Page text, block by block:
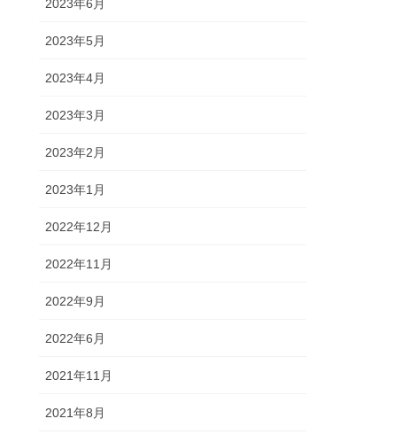
2023年6月
2023年5月
2023年4月
2023年3月
2023年2月
2023年1月
2022年12月
2022年11月
2022年9月
2022年6月
2021年11月
2021年8月